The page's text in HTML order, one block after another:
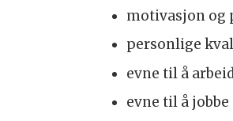
motivasjon og
personlige
evne til å
evne til å